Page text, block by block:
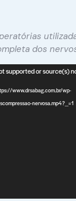
dos
supported or source(s)
www.drsabag.com.br/wp-
nervosa.mp4?_=1